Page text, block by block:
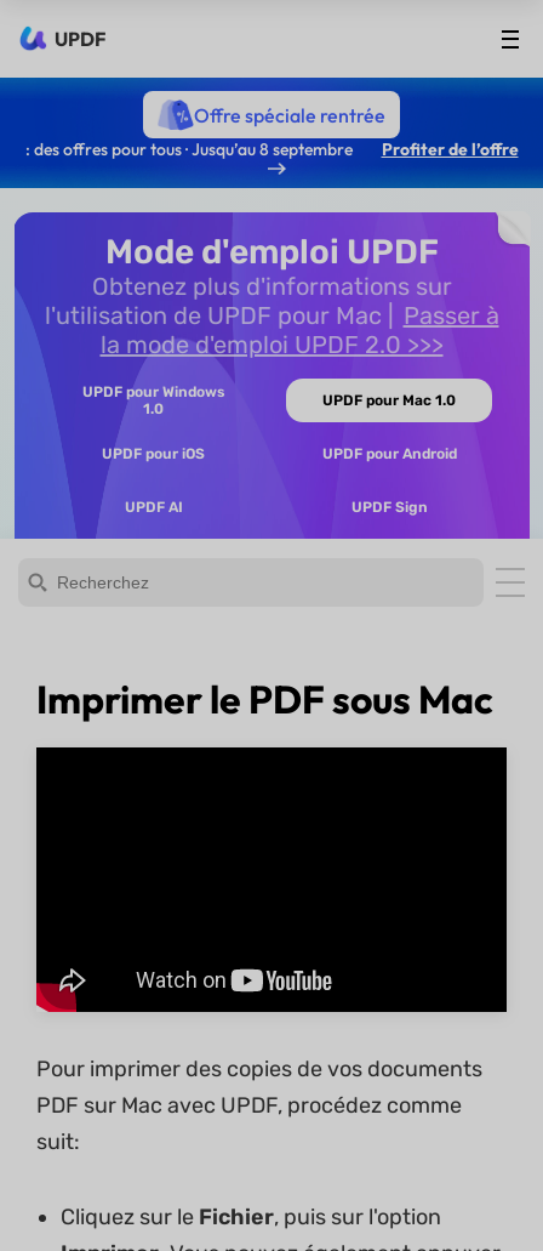
UPDF
Offre spéciale rentrée
: des offres pour tous · Jusqu’au 8 septembre Profiter de l’offre
Mode d'emploi UPDF
Obtenez plus d'informations sur
l'utilisation de UPDF pour Mac
Passer à
la mode d'emploi UPDF 2.0 >>>
UPDF pour Windows
1.0
UPDF pour Mac 1.0
UPDF pour iOS UPDF pour Android
UPDF AI UPDF Sign
Imprimer le PDF sous Mac
Pour imprimer des copies de vos documents
PDF sur Mac avec UPDF, procédez comme
suit:
Cliquez sur le Fichier, puis sur l'option